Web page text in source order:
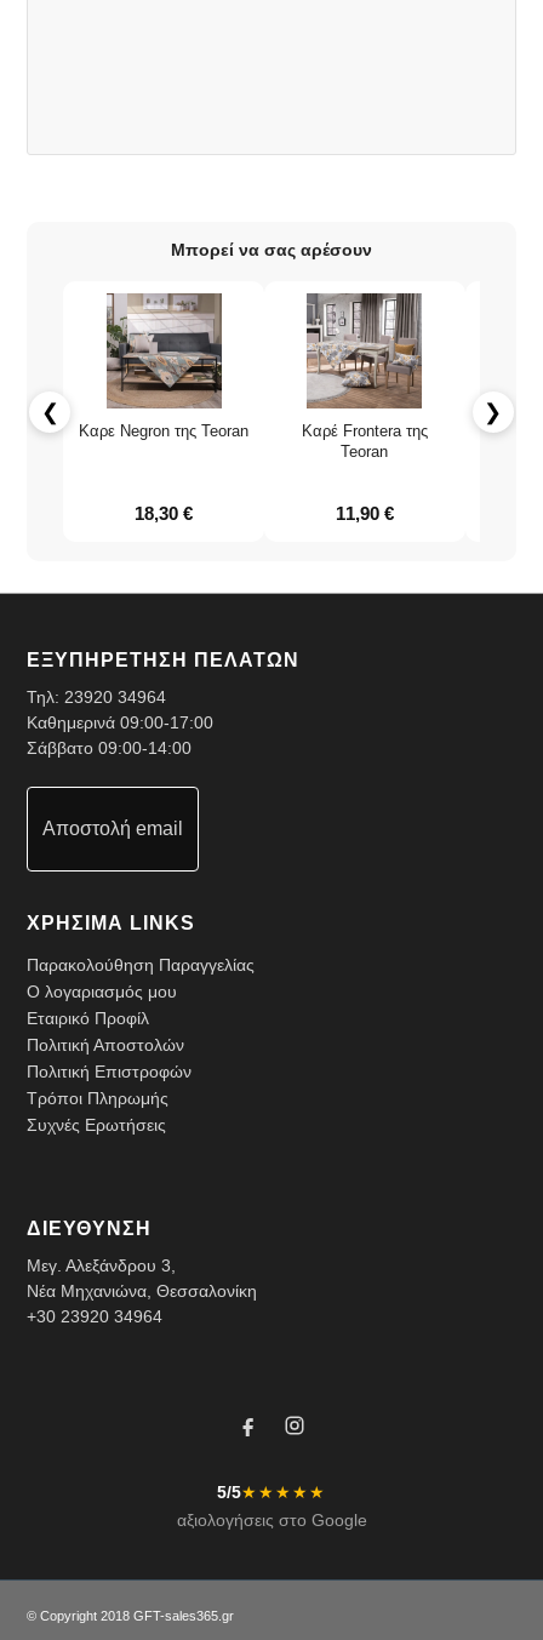
Μπορεί να σας αρέσουν
❮
Καρε Negron της Teoran
18,30€
Καρέ Frontera της
Teoran
11,90 €
Καρε
❯
ΕΞΥΠΗΡΕΤΗΣΗ ΠΕΛΑΤΩΝ
Τηλ: 23920 34964
Καθημερινά 09:00-17:00
Σάββατο 09:00-14:00
Αποστολή email
ΧΡΗΣΙΜΑ LINKS
Παρακολούθηση Παραγγελίας
Ο λογαριασμός μου
Εταιρικό Προφίλ
Πολιτική Αποστολών
Πολιτική Επιστροφών
Τρόποι Πληρωμής
Συχνές Ερωτήσεις
ΔΙΕΥΘΥΝΣΗ
Μεγ. Αλεξάνδρου 3,
Νέα Μηχανιώνα, Θεσσαλονίκη
+30 23920 34964
5/5★★★★★
αξιολογήσεις στο Google
© Copyright 2018 GFT-sales365.gr